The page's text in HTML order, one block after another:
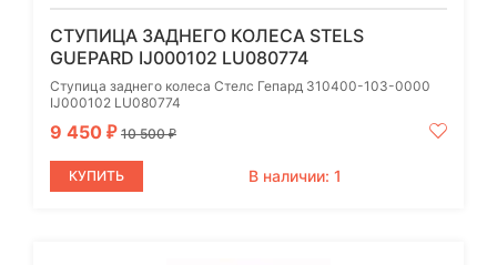
СТУПИЦА ЗАДНЕГО КОЛЕСА STELS
GUEPARD IJ000102 LU080774
Ступица заднего колеса Стелс Гепард 310400-103-0000
IJ000102 LU080774
9 450 ₽ 10 500₽
КУПИТЬ В наличии: 1